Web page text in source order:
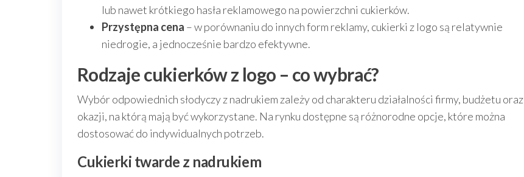
lub nawet krótkiego hasła reklamowego na powierzchni cukierków.
Przystępna cena – w porównaniu do innych form reklamy, cukierki z logo są relatywnie
niedrogie, a jednocześnie bardzo efektywne.
Rodzaje cukierków z logo – co wybrać?
Wybór odpowiednich słodyczy z nadrukiem zależy od charakteru działalności firmy, budżetu oraz
okazji, na którą mają być wykorzystane. Na rynku dostępne są różnorodne opcje, które można
dostosować do indywidualnych potrzeb.
Cukierki twarde z nadrukiem